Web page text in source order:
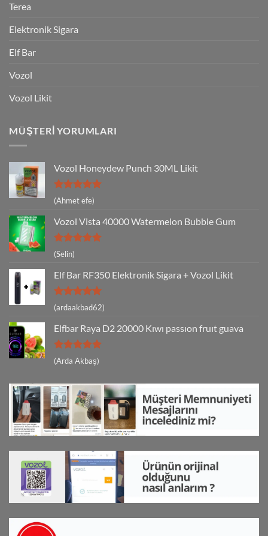
Terea
Elektronik Sigara
Elf Bar
Vozol
Vozol Likit
MÜŞTERI YORUMLARI
Vozol Honeydew Punch 30ML Likit
5 üzerinden
5
(Ahmet efe)
Vozol Vista 40000 Watermelon Bubble Gum
5 üzerinden
5
oy aldı
(Selin)
Elf Bar RF350 Elektronik Sigara + Vozol Likit
5 üzerinden
5
(ardaakbad62)
Elfbar Raya D2 20000 Kıwı passıon fruıt guava
5 üzerinden
5
(Arda Akbaş)